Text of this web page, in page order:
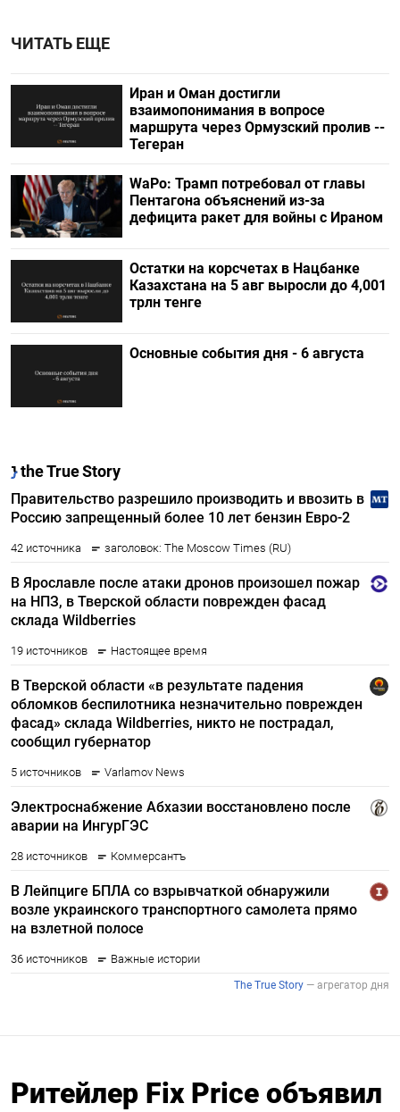
ЧИТАТЬ ЕЩЕ
Иран и Оман достигли
взаимопонимания в вопросе
маршрута через Ормузский пролив --
Тегеран
WaPo: Трамп потребовал от главы
Пентагона объяснений из-за
дефицита ракет для войны с Ираном
Остатки на корсчетах в Нацбанке
Казахстана на 5 авг выросли до 4,001
трлн тенге
Основные события дня - 6 августа
Ритейлер Fix Price объявил